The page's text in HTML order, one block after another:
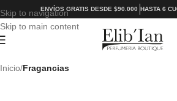
Skip to navigation
Skip to main content
ENVÍOS GRATIS DESDE $90.000 HASTA 6
Inicio Fragancias